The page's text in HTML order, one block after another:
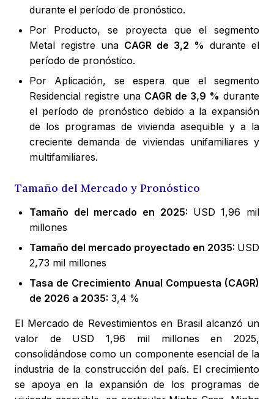
durante el período de pronóstico.
Por Producto, se proyecta que el segmento
Metal registre una CAGR de 3,2 % durante el
período de pronóstico.
Por Aplicación, se espera que el segmento
Residencial registre una CAGR de 3,9 % durante
el período de pronóstico debido a la expansión
de los programas de vivienda asequible y a la
creciente demanda de viviendas unifamiliares y
multifamiliares.
Tamaño del Mercado y Pronóstico
Tamaño del mercado en 2025: USD 1,96 mil
millones
Tamaño del mercado proyectado en 2035: USD
2,73 mil millones
Tasa de Crecimiento Anual Compuesta (CAGR)
de 2026 a 2035: 3,4 %
El Mercado de Revestimientos en Brasil alcanzó un
valor de USD 1,96 mil millones en 2025,
consolidándose como un componente esencial de la
industria de la construcción del país. El crecimiento
se apoya en la expansión de los programas de